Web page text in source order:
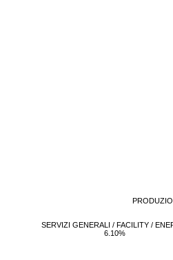
SERVIZI GENERALI / FACILITY /
6.10%